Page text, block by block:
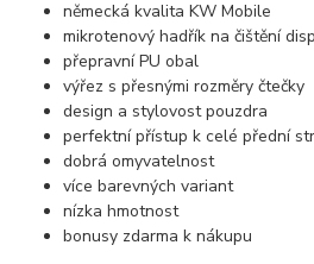
německá kvalita KW Mobile
mikrotenový hadřík na čištění
přepravní PU obal
výřez s přesnými rozměry čtečky
design a stylovost pouzdra
perfektní přístup k celé přední
dobrá omyvatelnost
více barevných variant
nízka hmotnost
bonusy zdarma k nákupu